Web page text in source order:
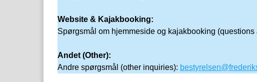
Website & Kajakbooking:
Spørgsmål om hjemmeside og kajakbooking
Andet (Other):
Andre spørgsmål (other inquiries):